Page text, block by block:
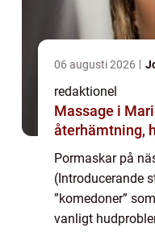
06 augusti 2026
redaktionel
Massage i
återhämtning,
Pormaskar på
(Introducerande
”komedoner”
vanligt